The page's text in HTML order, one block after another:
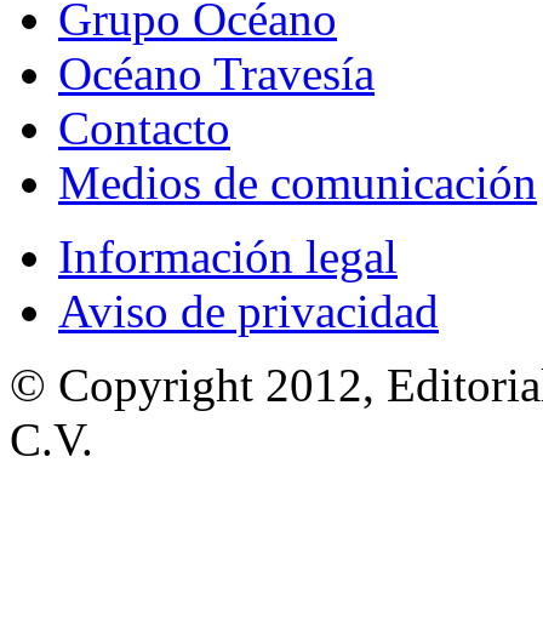
Grupo Océano
Océano Travesía
Contacto
Medios de comunicación
Información legal
Aviso de privacidad
© Copyright 2012,
C.V.